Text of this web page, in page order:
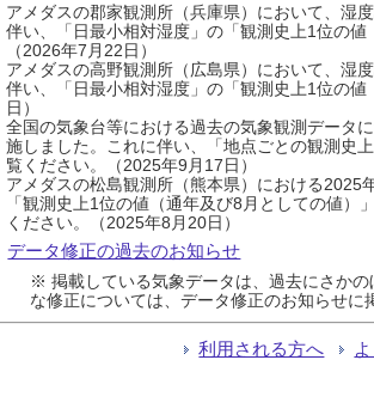
アメダスの郡家観測所（兵庫県）において、湿
伴い、「日最小相対湿度」の「観測史上1位の
（2026年7月22日）
アメダスの高野観測所（広島県）において、湿
伴い、「日最小相対湿度」の「観測史上1位の
日）
全国の気象台等における過去の気象観測データ
施しました。これに伴い、「地点ごとの観測史
覧ください。（2025年9月17日）
アメダスの松島観測所（熊本県）における2025
「観測史上1位の値（通年及び8月としての値
ください。（2025年8月20日）
データ修正の過去のお知らせ
※ 掲載している気象データは、過去にさか
な修正については、データ修正のお知らせに
利用される方へ